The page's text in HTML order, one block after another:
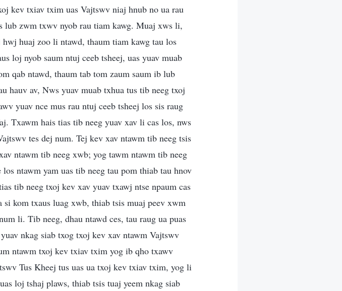
kev txiav txim uas Vajtswv niaj hnub no ua rau
lub zwm txwv nyob rau tiam kawg. Muaj xws li,
huaj zoo li ntawd, thaum tiam kawg tau los
loj nyob saum ntuj ceeb tsheej, uas yuav muab
qab ntawd, thaum tab tom zaum saum ib lub
hauv av, Nws yuav muab txhua tus tib neeg txoj
yuav nce mus rau ntuj ceeb tsheej los sis raug
Txawm hais tias tib neeg yuav xav li cas los, nws
tes dej num. Tej kev xav ntawm tib neeg tsis
ntawm tib neeg xwb; yog tawm ntawm tib neeg
ntawm yam uas tib neeg tau pom thiab tau hnov
tib neeg txoj kev xav yuav txawj ntse npaum cas
kom txaus luag xwb, thiab tsis muaj peev xwm
li. Tib neeg, dhau ntawd ces, tau raug ua puas
nkag siab txog txoj kev xav ntawm Vajtswv
ntawm txoj kev txiav txim yog ib qho txawv
Tus Kheej tus uas ua txoj kev txiav txim, yog li
loj tshaj plaws, thiab tsis tuaj yeem nkag siab